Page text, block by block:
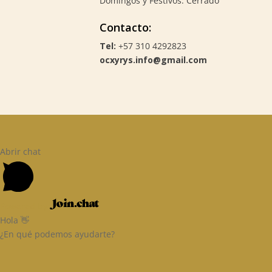
Contacto:
Tel: +57 310 4292823
ocxyrys.info@gmail.com
Abrir chat
Hola 👋
¿En qué podemos ayudarte?